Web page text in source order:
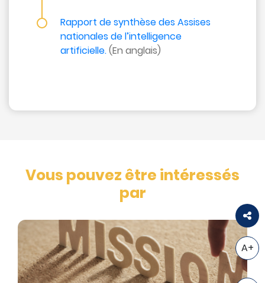
Rapport de synthèse des Assises
nationales de l’intelligence
artificielle.(En anglais)
A+
Vous pouvez être intéressés
par